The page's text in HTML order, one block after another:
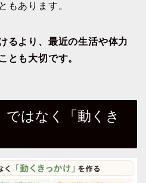
もあります。
るより、最近の生活や体力
とも大切です。
ではなく「動くき